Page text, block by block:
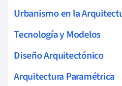
Urbanismo en la
Tecnología y Modelos
Diseño Arquitectónico
Arquitectura Paramétrica